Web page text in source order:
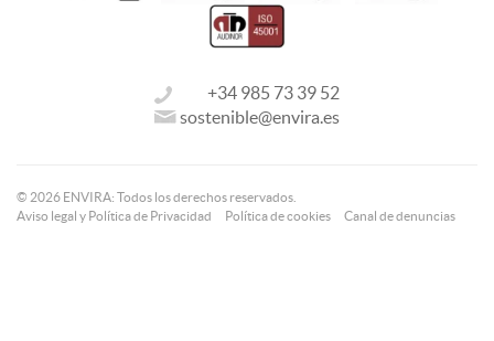
+34 985 73 39 52
sostenible@envira.es
© 2026 ENVIRA: Todos los derechos reservados.
Aviso legal y Política de Privacidad
Política de cookies Canal de denuncias